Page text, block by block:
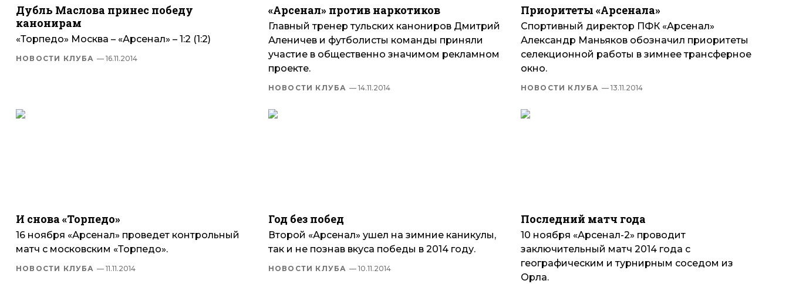
Дубль Маслова принес победу
канонирам
«Торпедо» Москва – «Арсенал» – 1:2 (1:2)
НОВОСТИ КЛУБА — 16.11.2014
«Арсенал» против наркотиков
Главный тренер тульских канониров Дмитрий
Аленичев и футболисты команды приняли
участие в общественно значимом рекламном
проекте.
НОВОСТИ КЛУБА — 14.11.2014
Приоритеты «Арсенала»
Спортивный директор ПФК «Арсенал»
Александр Маньяков обозначил приоритеты
селекционной работы в зимнее трансферное
окно.
НОВОСТИ КЛУБА — 13.11.2014
И снова «Торпедо»
16 ноября «Арсенал» проведет контрольный
матч с московским «Торпедо».
НОВОСТИ КЛУБА — 11.11.2014
Год без побед
Второй «Арсенал» ушел на зимние каникулы,
так и не познав вкуса победы в 2014 году.
НОВОСТИ КЛУБА — 10.11.2014
Последний матч года
10 ноября «Арсенал-2» проводит
заключительный матч 2014 года с
географическим и турнирным соседом из
Орла.